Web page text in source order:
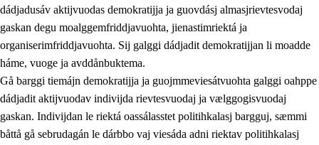
2. Prinsihpa oahppama, åvddånahttema ja ávddama hárráj
2.1 Sosiála oahppam ja åvddånibme
2.2 Máhtudahka fágáj hárráj
dádjadusáv aktijvuodas demokratijja ja guovdásj almasjrievtesvodaj
gaskan degu moalggemfriddjavuohta, jienastimriektá ja
organiserimfriddjavuohta. Sij galggi dádjadit demokratijjan li moadde
háme, vuoge ja avddånbuktema.
Gå barggi tiemájn demokratijja ja guojmmeviesátvuohta galggi oahppe
dádjadit aktijvuodav indivijda rievtesvuodaj ja vælggogisvuodaj
gaskan. Indivijdan le riektá oassálasstet politihkalasj bargguj, sæmmi
båttå gå sebrudagán le dárbbo vaj viesáda adni riektav politihkalasj